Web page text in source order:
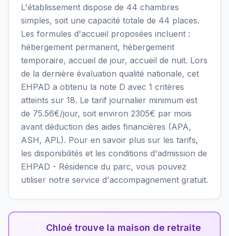
L'établissement dispose de 44 chambres
simples, soit une capacité totale de 44 places.
Les formules d'accueil proposées incluent :
hébergement permanent, hébergement
temporaire, accueil de jour, accueil de nuit. Lors
de la dernière évaluation qualité nationale, cet
EHPAD a obtenu la note D avec 1 critères
atteints sur 18. Le tarif journalier minimum est
de 75.56€/jour, soit environ 2305€ par mois
avant déduction des aides financières (APA,
ASH, APL). Pour en savoir plus sur les tarifs,
les disponibilités et les conditions d'admission de
EHPAD - Résidence du parc, vous pouvez
utiliser notre service d'accompagnement gratuit.
Chloé trouve la maison de retraite